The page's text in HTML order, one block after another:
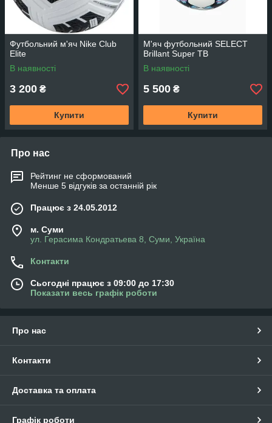
Футбольний м'яч Nike Club
Elite
В наявності
3 200 ₴
Купити
М'яч футбольний SELECT
Brillant Super TB
В наявності
5 500 ₴
Купити
Про нас
Рейтинг не сформований
Менше 5 відгуків за останній рік
Працює з 24.05.2012
м. Суми
ул. Герасима Кондратьева 8, Суми, Україна
Контакти
Сьогодні працює з 09:00 до 17:30
Показати весь графік роботи
Про нас
Контакти
Доставка та оплата
Графік роботи